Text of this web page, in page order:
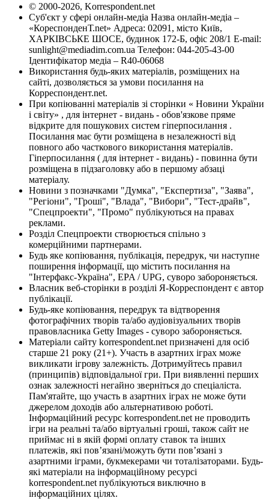
© 2000-2026, Korrespondent.net
Суб'єкт у сфері онлайн-медіа Назва онлайн-медіа –
«КореспонденТ.net» Адреса: 02091, місто Київ,
ХАРКІВСЬКЕ ШОСЕ, будинок 172-Б, офіс 208/1 E-mail:
sunlight@mediadim.com.ua Телефон: 044-205-43-00
Ідентифікатор медіа – R40-06068
Використання будь-яких матеріалів, розміщених на
сайті, дозволяється за умови посилання на
Корреспондент.net.
При копіюванні матеріалів зі сторінки « Новини України
і світу» , для інтернет - видань - обов'язкове пряме
відкрите для пошукових систем гіперпосилання .
Посилання має бути розміщена в незалежності від
повного або часткового використання матеріалів.
Гіперпосилання ( для інтернет - видань) - повинна бути
розміщена в підзаголовку або в першому абзаці
матеріалу.
Новини з позначками "Думка", "Експертиза", "Заява",
"Регіони", "Гроші", "Влада", "Вибори", "Тест-драйв",
"Спецпроекти", "Промо" публікуються на правах
реклами.
Розділ Спецпроекти створюється спільно з
комерційними партнерами.
Будь яке копіювання, публікація, передрук, чи наступне
поширення інформації, що містить посилання на
"Інтерфакс-Україна", EPA / UPG, суворо забороняється.
Власник веб-сторінки в розділі Я-Корреспондент є автор
публікації.
Будь-яке копіювання, передрук та відтворення
фотографічних творів та/або аудіовізуальних творів
правовласника Getty Images - суворо забороняється.
Матеріали сайту korrespondent.net призначені для осіб
старше 21 року (21+). Участь в азартних іграх може
викликати ігрову залежність. Дотримуйтесь правил
(принципів) відповідальної гри. При виявленні перших
ознак залежності негайно зверніться до спеціаліста.
Пам'ятайте, що участь в азартних іграх не може бути
джерелом доходів або альтернативою роботі.
Інформаційний ресурс korrespondent.net не проводить
ігри на реальні та/або віртуальні гроші, також сайт не
приймає ні в якій формі оплату ставок та інших
платежів, які пов’язані/можуть бути пов’язані з
азартними іграми, букмекерами чи тоталізаторами. Будь-
які матеріали на інформаційному ресурсі
korrespondent.net публікуються виключно в
інформаційних цілях.